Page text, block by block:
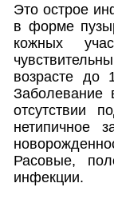
Это острое
в форме
кожных
возрасте до
Заболевание
отсутствии
нетипичное
Расовые,
инфекции.